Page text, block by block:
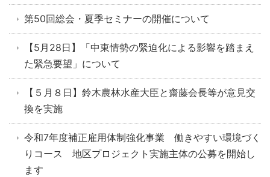
第50回総会・夏季セミナーの開催について
【5月28日】「中東情勢の緊迫化による影響を踏まえ
た緊急要望」について
【５月８日】鈴木農林水産大臣と齋藤会長等が意見交
換を実施
令和7年度補正雇用体制強化事業 働きやすい環境づく
りコース 地区プロジェクト実施主体の公募を開始し
ます